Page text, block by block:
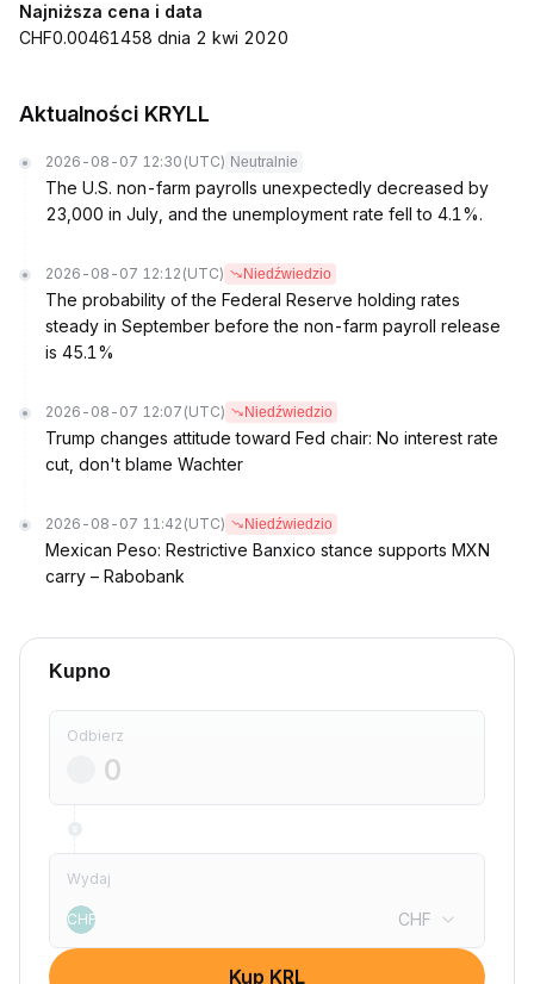
Najniższa cena i data
CHF0.00461458 dnia 2 kwi 2020
Aktualności KRYLL
2026-08-07 12:30 (UTC) Neutralnie
The U.S. non-farm payrolls unexpectedly decreased by
23,000 in July, and the unemployment rate fell to 4.1%.
2026-08-07 12:12 (UTC) Niedźwiedzio
The probability of the Federal Reserve holding rates
steady in September before the non-farm payroll release
is 45.1%
2026-08-07 12:07 (UTC) Niedźwiedzio
Trump changes attitude toward Fed chair: No interest rate
cut, don't blame Wachter
2026-08-07 11:42 (UTC) Niedźwiedzio
Mexican Peso: Restrictive Banxico stance supports MXN
carry – Rabobank
Kupno
Odbierz
Wydaj
CHF CHF
Kup KRL